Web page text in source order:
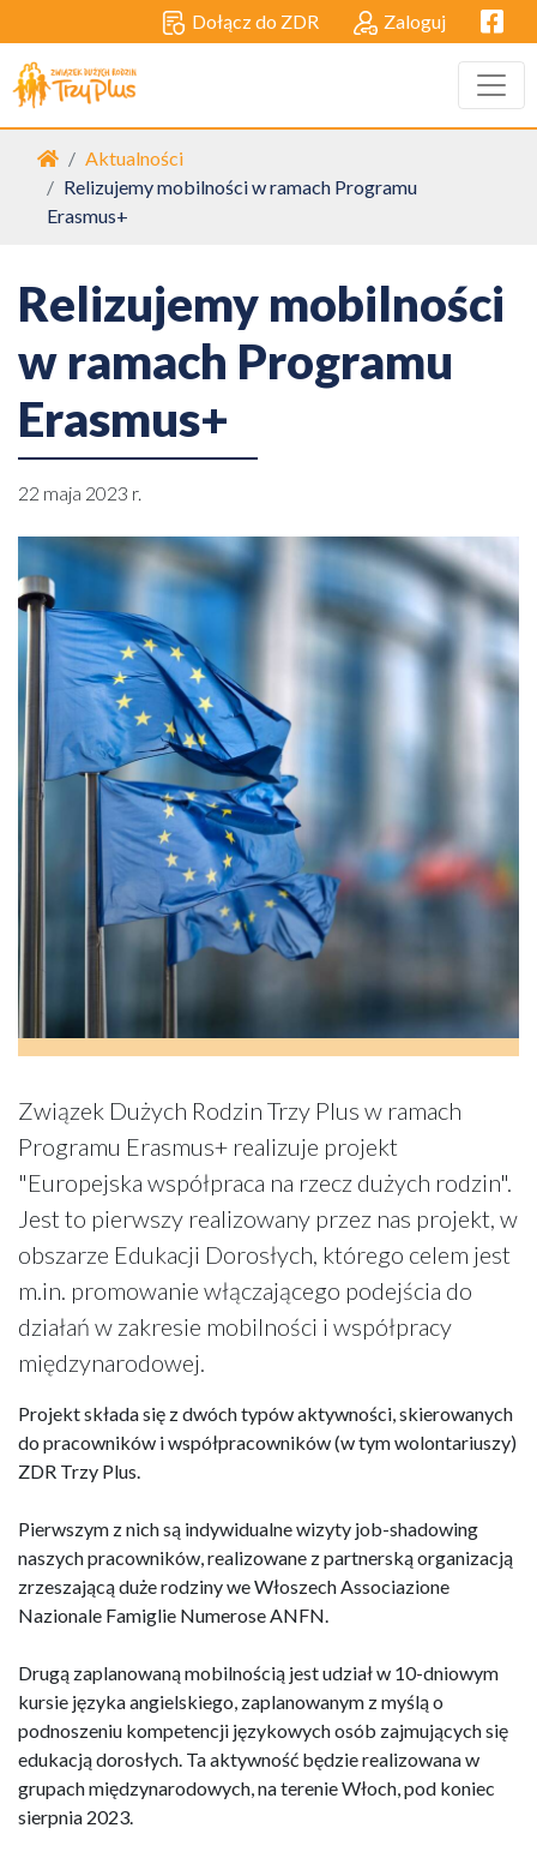
Dołącz do ZDR Zaloguj
Strona główna
Aktualności
Relizujemy mobilności w ramach Programu
Erasmus+
Relizujemy mobilności
w ramach Programu
Erasmus+
22 maja 2023 r.
Związek Dużych Rodzin Trzy Plus w ramach
Programu Erasmus+ realizuje projekt
"Europejska współpraca na rzecz dużych rodzin".
Jest to pierwszy realizowany przez nas projekt, w
obszarze Edukacji Dorosłych, którego celem jest
m.in. promowanie włączającego podejścia do
działań w zakresie mobilności i współpracy
międzynarodowej.
Projekt składa się z dwóch typów aktywności, skierowanych
do pracowników i współpracowników (w tym wolontariuszy)
ZDR Trzy Plus.
Pierwszym z nich są indywidualne wizyty job-shadowing
naszych pracowników, realizowane z partnerską organizacją
zrzeszającą duże rodziny we Włoszech Associazione
Nazionale Famiglie Numerose ANFN.
Drugą zaplanowaną mobilnością jest udział w 10-dniowym
kursie języka angielskiego, zaplanowanym z myślą o
podnoszeniu kompetencji językowych osób zajmujących się
edukacją dorosłych. Ta aktywność będzie realizowana w
grupach międzynarodowych, na terenie Włoch, pod koniec
sierpnia 2023.